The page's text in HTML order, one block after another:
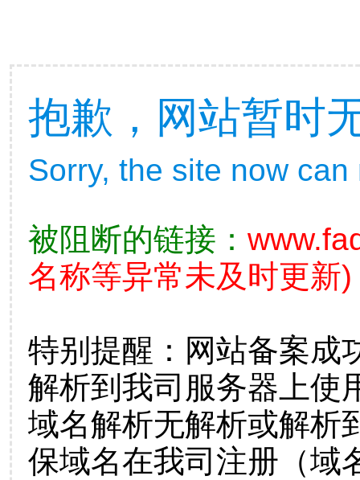
抱歉，网站暂时
Sorry, the site now
被阻断的链接：
名称等异常未及时更新)
特别提醒：网站备案成
解析到我司服务器上使
域名解析无解析或解析
保域名在我司注册（域